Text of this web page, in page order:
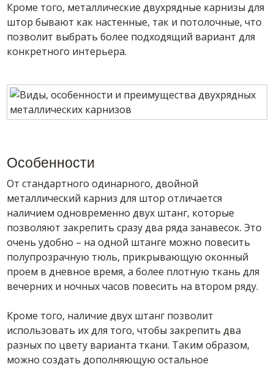
Кроме того, металлические двухрядные карнизы для
штор бывают как настенные, так и потолочные, что
позволит выбрать более подходящий вариант для
конкретного интерьера.
Особенности
От стандартного одинарного, двойной
металлический карниз для штор отличается
наличием одновременно двух штанг, которые
позволяют закрепить сразу два ряда занавесок. Это
очень удобно – на одной штанге можно повесить
полупрозрачную тюль, прикрывающую оконный
проем в дневное время, а более плотную ткань для
вечерних и ночных часов повесить на втором ряду.
Кроме того, наличие двух штанг позволит
использовать их для того, чтобы закрепить два
разных по цвету варианта ткани. Таким образом,
можно создать дополняющую остальное